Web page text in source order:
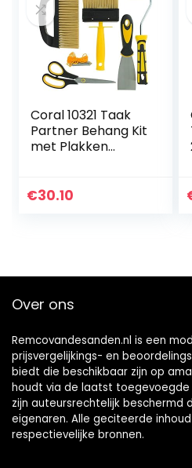
Coral 10321 Taak
Partner Behang Kit
met Plakken
voor Muur Papier
€30.10
Over ons
Remcovandesanden.nl is een
prijsvergelijkings- en
biedt die beschikbaar zijn op
houdt via de laatst toegevoegde
zijn auteursrechtelijk beschermd
eigenaren. Alle geciteerde
respectievelijke bronnen.